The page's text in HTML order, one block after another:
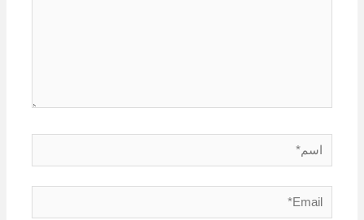
اسم*
Email*